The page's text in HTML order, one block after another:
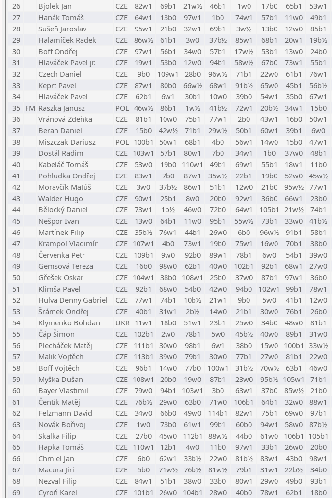
26
Bjolek Jan CZE 82w1 69b1 21w½ 46b1 1w0 17b0 65b1 53w1
27
Hanák Tomáš CZE 64w1 13b0 97w1 1b0 74w1 57b1 11w0 49b1
28
Sušeň Jaroslav CZE 95w1 21b0 32w1 69b1 3w½ 13b0 12w0 85b1
29
Halamíček Radek CZE 86w½ 61b1 3w0 37b½ 85w1 68b1 20w1 19b½
30
Boff Ondřej CZE 97w1 56b1 34w0 57b1 17w½ 53b1 13w0 24b0
31
Hlaváček Pavel jr. CZE 19w1 53b0 12w0 94b1 58w½ 67b0 73w1 55b1
32
Czech Daniel CZE 9b0 109w1 28b0 96w½ 71b1 22w0 61b1 76w1
33
Keprt Pavel CZE 87w1 80b0 66w½ 68w1 91b½ 65w0 45b1 56b½
34
Hlaváček Pavel CZE 62b1 6w1 30b1 10w0 39b0 54w1 35b0 67w1
35 FM Raszka Janusz POL 46w½ 86b1 1w½ 41b½ 72w1 20b½ 34w1 15b0
36
Vránová Zdeňka CZE 81b1 10w0 75b1 77w1 2b0 43w1 16b0 50w1
37
Beran Daniel CZE 15b0 42w½ 71b1 29w½ 50b1 60w1 39b1 6w0
38
Miszczak Dariusz POL 100b1 50w1 68b1 4b0 56w1 14w0 15b0 47w1
39
Dostál Radim CZE 103w1 57b1 80w1 7b0 34w1 1b0 37w0 48b1
40
Kabeláč Tomáš CZE 53w0 19b0 110w1 49b1 69w1 55b1 18w1 11b0
41
Pohludka Ondřej CZE 83w1 7b0 87w1 35w½ 22b1 19b0 52w0 45w½
42
Moravčík Matúš CZE 3w0 37b½ 86w1 51b1 12w0 21b0 95w½ 77w1
43
Walder Hugo CZE 90w1 25b1 8w0 20b0 92w1 36b0 66w1 23b0
44
Bělocký Daniel CZE 73w1 1b½ 46w0 72b0 64w1 105b1 21w½ 74b1
45
Nešpor Ivan CZE 13w0 64b1 11w0 95b1 55w½ 73b1 33w0 41b½
46
Martínek Filip CZE 35b½ 76w1 44b1 26w0 6b0 96w½ 91b1 58b1
47
Krampol Vladimír CZE 107w1 4b0 73w1 19b0 75w1 16w0 70b1 38b0
48
Červenka Petr CZE 109b1 9w0 92b0 89w1 78b1 6w0 54b1 39w0
49
Gemsová Tereza CZE 16b0 98w0 62b1 40w0 102b1 92b1 68w1 27w0
50
Gřešek Oskar CZE 104w1 38b0 108w1 25b0 37w0 87b1 97w1 36b0
51
Klimša Pavel CZE 92b1 68w0 54b0 42w0 94b0 102w1 99b1 78w1
52
Hulva Denny Gabriel CZE 77w1 74b1 10b½ 21w1 9b0 5w0 41b1 12w0
53
Šrámek Ondřej CZE 40b1 31w1 2b½ 14w0 21b1 30w0 76b1 26b0
54
Klymenko Bohdan UKR 11w1 18b0 51w1 23b1 25w0 34b0 48w0 81b1
55
Čáp Šimon CZE 102b1 2w0 78b1 5w0 45b½ 40w0 89b1 31w0
56
Plecháček Matěj CZE 111b1 30w0 98b1 6w1 38b0 15w0 100b1 33w½
57
Malik Vojtěch CZE 113b1 39w0 79b1 30w0 77b1 27w0 81b1 22w0
58
Boff Vojtěch CZE 96b1 14w0 77b0 100w1 31b½ 70w½ 63b1 46w0
59
Myška Dušan CZE 108w1 20b0 19w0 87b1 23w0 95b½ 105w1 71b1
60
Bayer Vlastimil CZE 79w0 94b1 103w1 3b0 63w1 37b0 85w½ 21b0
61
Čentík Matěj CZE 76b½ 29w0 63b0 71w0 106b1 64b1 32w0 88w1
62
Felzmann David CZE 34w0 66b0 49w0 114b1 82w1 75b1 69w0 97b1
63
Novák Bořivoj CZE 1w0 73b0 61w1 99b1 60b0 94w1 58w0 87b½
64
Skalka Filip CZE 27b0 45w0 112b1 88w½ 44b0 61w0 106b1 105b1
65
Hapka Tomáš CZE 110w1 12b1 4w0 11b0 97w1 33b1 26w0 20b0
66
Chmiel Jan CZE 6b0 62w1 33b½ 22w0 81b½ 83w1 43b0 98w1
67
Macura Jiri CZE 5b0 71w½ 76b½ 81w½ 79b1 31w1 22b½ 34b0
68
Nezval Filip CZE 84w1 51b1 38w0 33b0 80w1 29w0 49b0 93b1
69
Cyroň Karel CZE 101b1 26w0 104b1 28w0 40b0 78w1 62b1 18b0